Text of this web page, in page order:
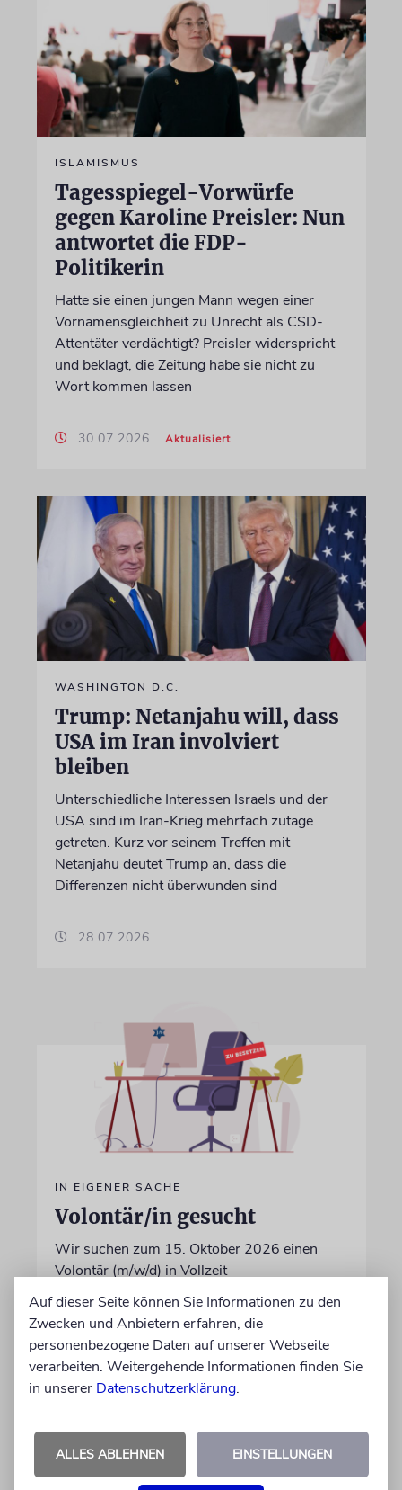
ISLAMISMUS
Tagesspiegel-Vorwürfe
gegen Karoline Preisler: Nun
antwortet die FDP-
Politikerin
Hatte sie einen jungen Mann wegen einer
Vornamensgleichheit zu Unrecht als CSD-
Attentäter verdächtigt? Preisler widerspricht
und beklagt, die Zeitung habe sie nicht zu
Wort kommen lassen
30.07.2026 Aktualisiert
WASHINGTON D.C.
Trump: Netanjahu will, dass
USA im Iran involviert
bleiben
Unterschiedliche Interessen Israels und der
USA sind im Iran-Krieg mehrfach zutage
getreten. Kurz vor seinem Treffen mit
Netanjahu deutet Trump an, dass die
Differenzen nicht überwunden sind
28.07.2026
IN EIGENER SACHE
Volontär/in gesucht
Wir suchen zum 15. Oktober 2026 einen
Volontär (m/w/d) in Vollzeit
06.07.2026
Auf dieser Seite können Sie Informationen zu den
Zwecken und Anbietern erfahren, die
personenbezogene Daten auf unserer Webseite
verarbeiten. Weitergehende Informationen finden Sie
in unserer Datenschutzerklärung.
ALLES ABLEHNEN EINSTELLUNGEN